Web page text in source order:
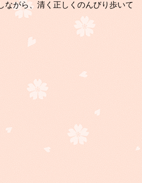
ながら、清く正しくのんびり歩いて